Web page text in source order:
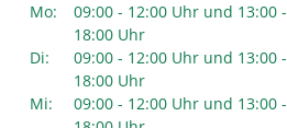
Mo:
09:00 - 12:00 Uhr und 13:00 -
18:00 Uhr
Di:
09:00 - 12:00 Uhr und 13:00 -
18:00 Uhr
Mi:
09:00 - 12:00 Uhr und 13:00 -